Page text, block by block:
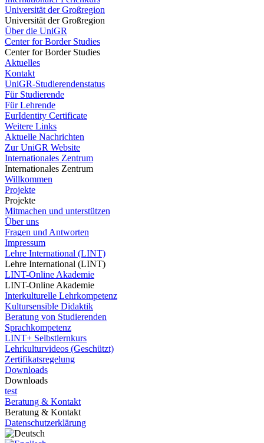
Universität der Großregion
Universität der Großregion
Über die UniGR
Center for Border Studies
Center for Border Studies
Aktuelles
Kontakt
UniGR-Studierendenstatus
Für Studierende
Für Lehrende
EurIdentity Certificate
Weitere Links
Aktuelle Nachrichten
Zur UniGR Website
Internationales Zentrum
Internationales Zentrum
Willkommen
Projekte
Projekte
Mitmachen und unterstützen
Über uns
Fragen und Antworten
Impressum
Lehre International (LINT)
Lehre International (LINT)
LINT-Online Akademie
LINT-Online Akademie
Interkulturelle Lehrkompetenz
Kultursensible Didaktik
Beratung von Studierenden
Sprachkompetenz
LINT+ Selbstlernkurs
Lehrkulturvideos (Geschützt)
Zertifikatsregelung
Downloads
Downloads
test
Beratung & Kontakt
Beratung & Kontakt
Datenschutzerklärung